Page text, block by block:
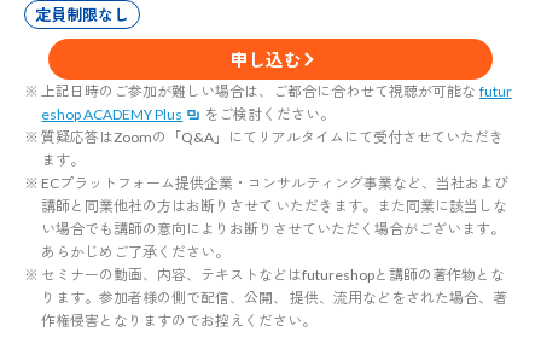
定員制限なし
申し込む
上記日時のご参加が難しい場合は、ご都合に合わせて視聴が可能な futur
eshop ACADEMY Plus
をご検討ください。
質疑応答はZoomの「Q&A」にてリアルタイムにて受付させていただき
ます。
ECプラットフォーム提供企業・コンサルティング事業など、当社および
講師と同業他社の方はお断りさせて いただきます。また同業に該当しな
い場合でも講師の意向によりお断りさせていただく場合がございます。
あらかじめご了承ください。
セミナーの動画、内容、テキストなどはfutureshopと講師の著作物とな
ります。参加者様の側で配信、公開、 提供、流用などをされた場合、著
作権侵害となりますのでお控えください。